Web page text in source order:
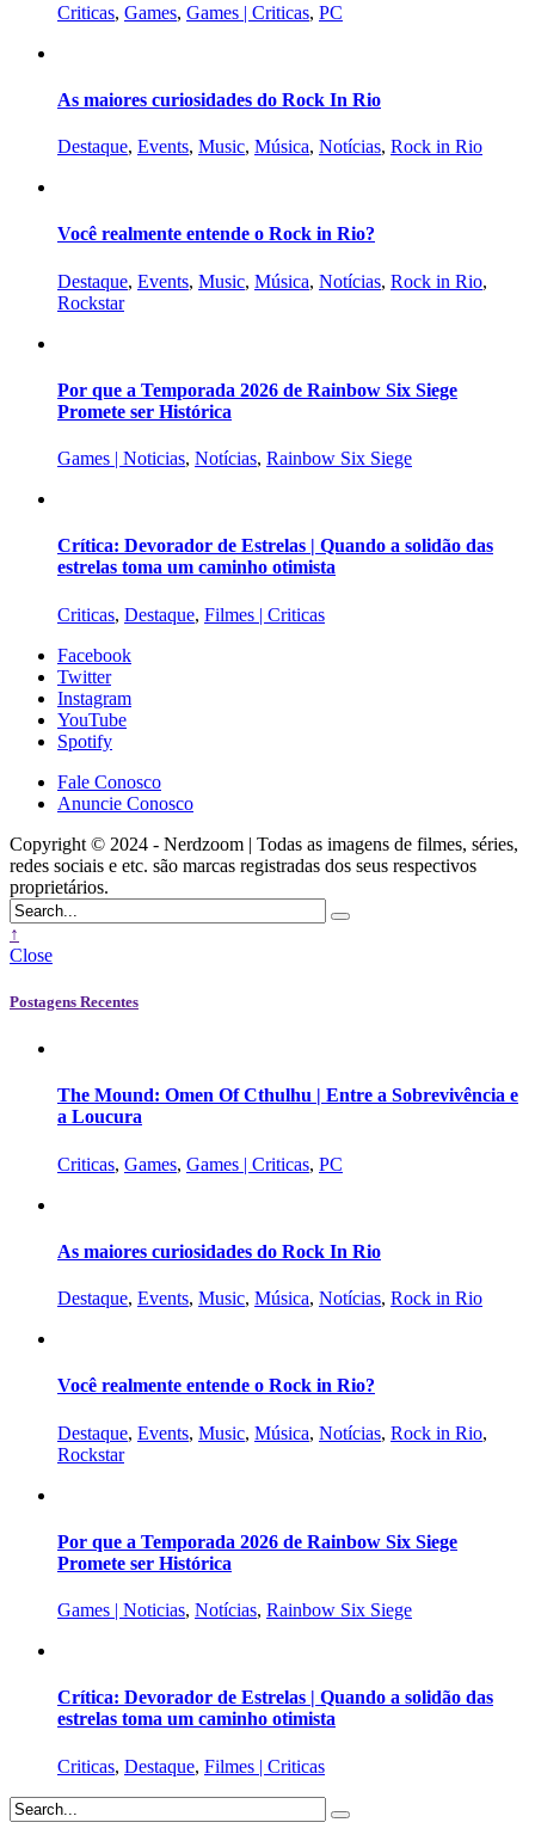
Criticas, Games, Games | Criticas, PC
As maiores curiosidades do Rock In Rio
Destaque, Events, Music, Música, Notícias, Rock in Rio
Você realmente entende o Rock in Rio?
Destaque, Events, Music, Música, Notícias, Rock in Rio,
Rockstar
Por que a Temporada 2026 de Rainbow Six Siege
Promete ser Histórica
Games | Noticias, Notícias, Rainbow Six Siege
Crítica: Devorador de Estrelas | Quando a solidão das
estrelas toma um caminho otimista
Criticas, Destaque, Filmes | Criticas
Facebook
Twitter
Instagram
YouTube
Spotify
Fale Conosco
Anuncie Conosco
Copyright © 2024 - Nerdzoom | Todas as imagens de filmes, séries,
redes sociais e etc. são marcas registradas dos seus respectivos
proprietários.
↑
Close
Postagens Recentes
The Mound: Omen Of Cthulhu | Entre a Sobrevivência e
a Loucura
Criticas, Games, Games | Criticas, PC
As maiores curiosidades do Rock In Rio
Destaque, Events, Music, Música, Notícias, Rock in Rio
Você realmente entende o Rock in Rio?
Destaque, Events, Music, Música, Notícias, Rock in Rio,
Rockstar
Por que a Temporada 2026 de Rainbow Six Siege
Promete ser Histórica
Games | Noticias, Notícias, Rainbow Six Siege
Crítica: Devorador de Estrelas | Quando a solidão das
estrelas toma um caminho otimista
Criticas, Destaque, Filmes | Criticas